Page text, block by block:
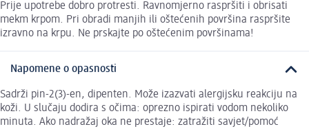
Prije upotrebe dobro protresti. Ravnomjerno raspršiti i obrisati
mekm krpom. Pri obradi manjih ili oštećenih površina raspršite
izravno na krpu. Ne prskajte po oštećenim površinama!
Napomene o opasnosti
Sadrži pin-2(3)-en, dipenten. Može izazvati alergijsku reakciju na
koži. U slučaju dodira s očima: oprezno ispirati vodom nekoliko
minuta. Ako nadražaj oka ne prestaje: zatražiti savjet/pomoć